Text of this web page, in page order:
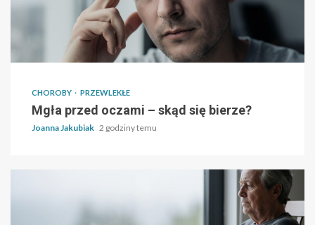
CHOROBY PRZEWLEKŁE
Mgła przed oczami – skąd się bierze?
Joanna Jakubiak 2 godziny temu